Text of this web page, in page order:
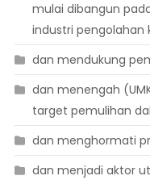
mulai dibangun
industri pengolahan
dan mendukung
dan menengah
target pemulihan
dan menghormati
dan menjadi aktor